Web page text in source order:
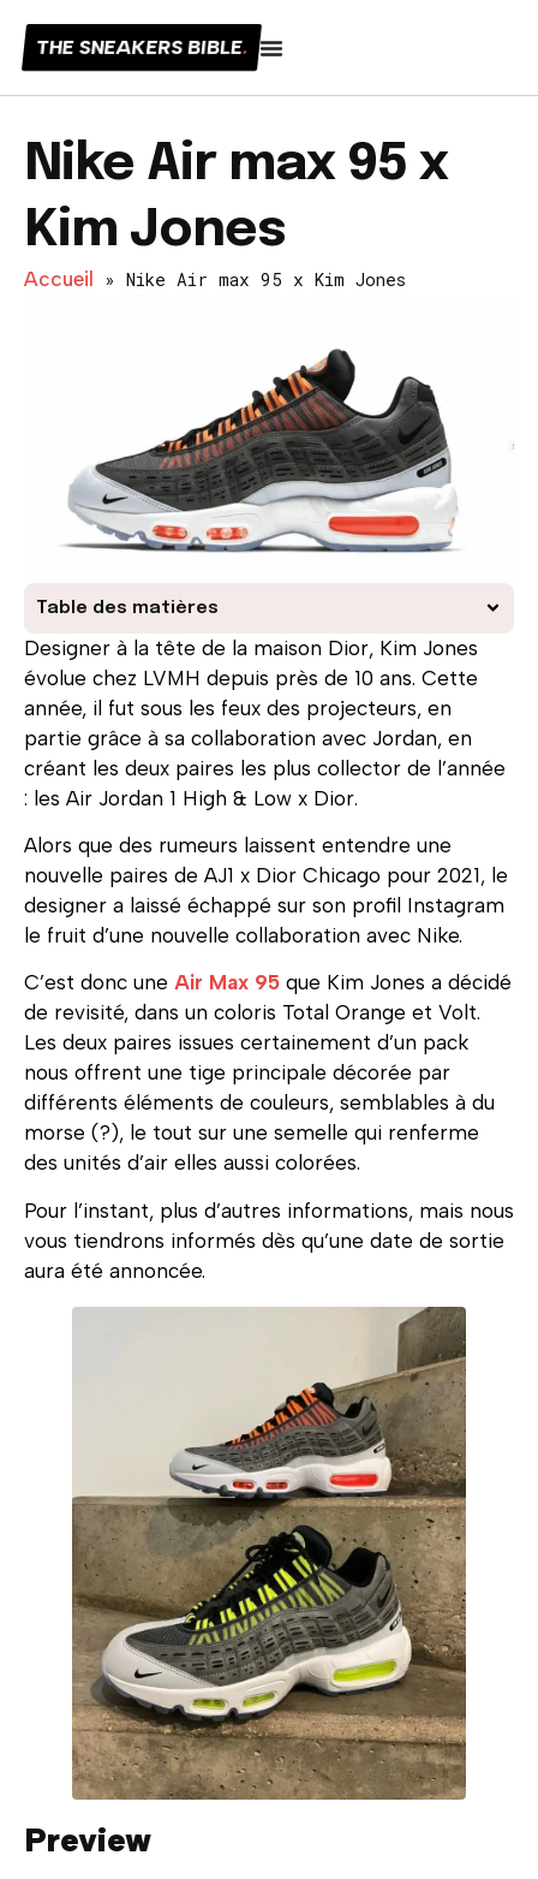
THE SNEAKERS BIBLE.
Nike Air max 95 x
Kim Jones
Accueil » Nike Air max 95 x Kim Jones
Table des matières
Designer à la tête de la maison Dior, Kim Jones
évolue chez LVMH depuis près de 10 ans. Cette
année, il fut sous les feux des projecteurs, en
partie grâce à sa collaboration avec Jordan, en
créant les deux paires les plus collector de l’année
: les Air Jordan 1 High & Low x Dior.
Alors que des rumeurs laissent entendre une
nouvelle paires de AJ1 x Dior Chicago pour 2021, le
designer a laissé échappé sur son profil Instagram
le fruit d’une nouvelle collaboration avec Nike.
C’est donc une Air Max 95 que Kim Jones a décidé
de revisité, dans un coloris Total Orange et Volt.
Les deux paires issues certainement d’un pack
nous offrent une tige principale décorée par
différents éléments de couleurs, semblables à du
morse (?), le tout sur une semelle qui renferme
des unités d’air elles aussi colorées.
Pour l’instant, plus d’autres informations, mais nous
vous tiendrons informés dès qu’une date de sortie
aura été annoncée.
Preview